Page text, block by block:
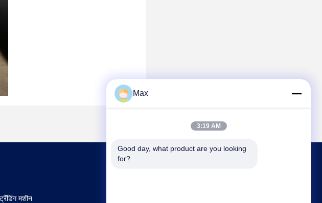
मशीन
Max
3:19 AM
Good day, what product are you looking
for?